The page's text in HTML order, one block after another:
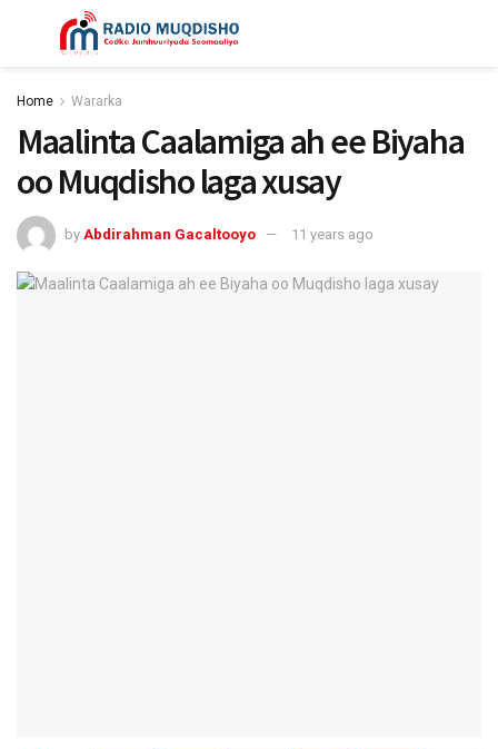
Home Wararka
Maalinta Caalamiga ah ee Biyaha
oo Muqdisho laga xusay
by Abdirahman Gacaltooyo 11 years ago